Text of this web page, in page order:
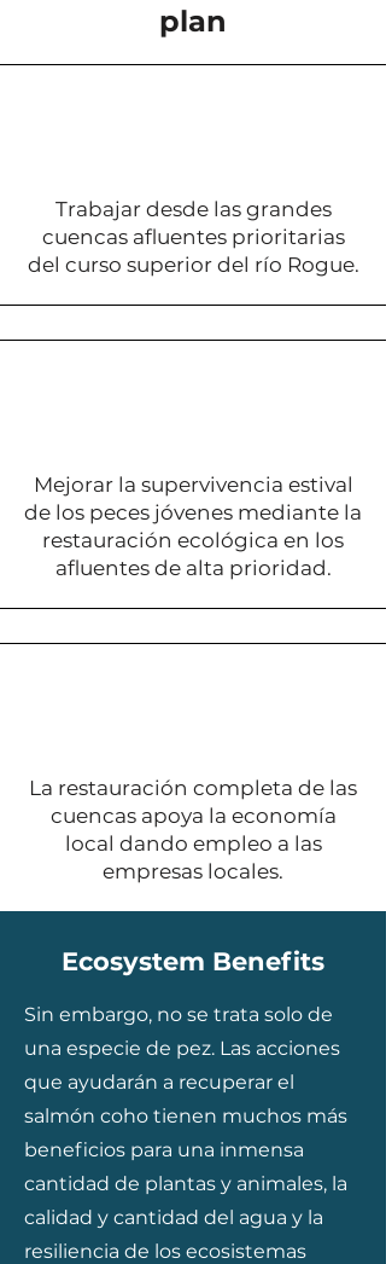
plan
Trabajar desde las grandes
cuencas afluentes prioritarias
del curso superior del río Rogue.
Mejorar la supervivencia estival
de los peces jóvenes mediante la
restauración ecológica en los
afluentes de alta prioridad.
La restauración completa de las
cuencas apoya la economía
local dando empleo a las
empresas locales.
Ecosystem Benefits
Sin embargo, no se trata solo de
una especie de pez. Las acciones
que ayudarán a recuperar el
salmón coho tienen muchos más
beneficios para una inmensa
cantidad de plantas y animales, la
calidad y cantidad del agua y la
resiliencia de los ecosistemas